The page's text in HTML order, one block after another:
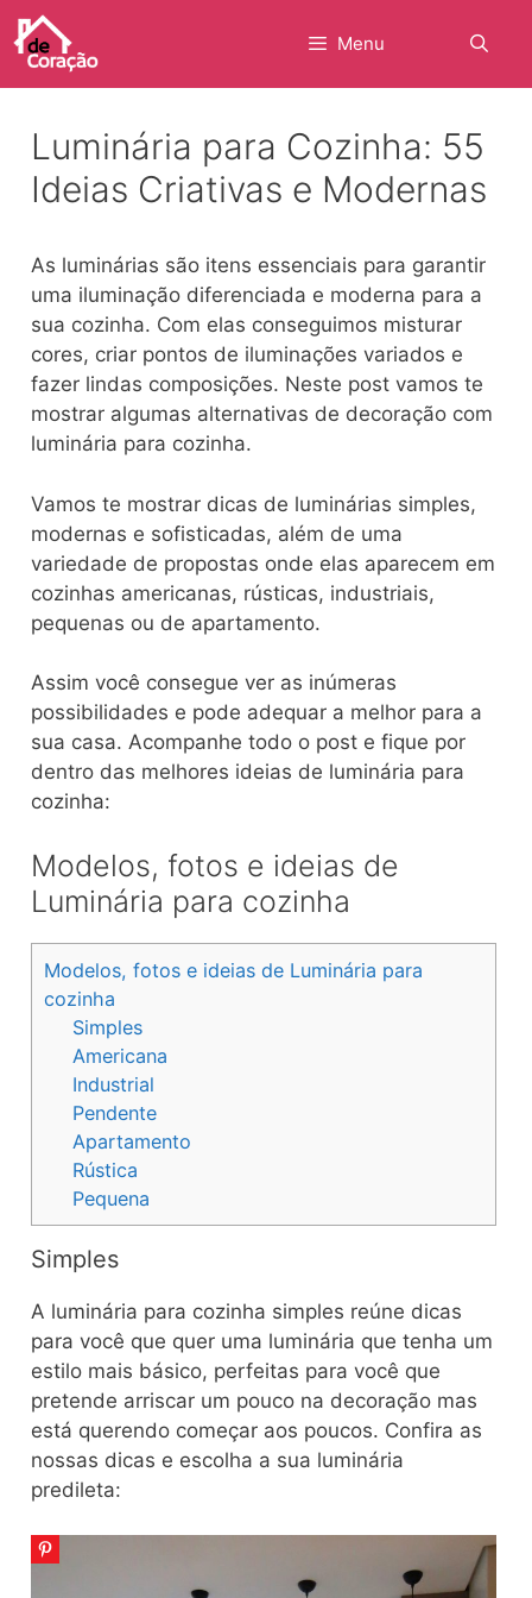
Pular
para
Menu
Luminária para Cozinha: 55
Ideias Criativas e Modernas
As luminárias são itens essenciais para garantir
uma iluminação diferenciada e moderna para a
sua cozinha. Com elas conseguimos misturar
cores, criar pontos de iluminações variados e
fazer lindas composições. Neste post vamos te
mostrar algumas alternativas de decoração com
luminária para cozinha.
Vamos te mostrar dicas de luminárias simples,
modernas e sofisticadas, além de uma
variedade de propostas onde elas aparecem em
cozinhas americanas, rústicas, industriais,
pequenas ou de apartamento.
Assim você consegue ver as inúmeras
possibilidades e pode adequar a melhor para a
sua casa. Acompanhe todo o post e fique por
dentro das melhores ideias de luminária para
cozinha:
Modelos, fotos e ideias de
Luminária para cozinha
Modelos, fotos e ideias de Luminária para
cozinha
Simples
Americana
Industrial
Pendente
Apartamento
Rústica
Pequena
Simples
A luminária para cozinha simples reúne dicas
para você que quer uma luminária que tenha um
estilo mais básico, perfeitas para você que
pretende arriscar um pouco na decoração mas
está querendo começar aos poucos. Confira as
nossas dicas e escolha a sua luminária
predileta: